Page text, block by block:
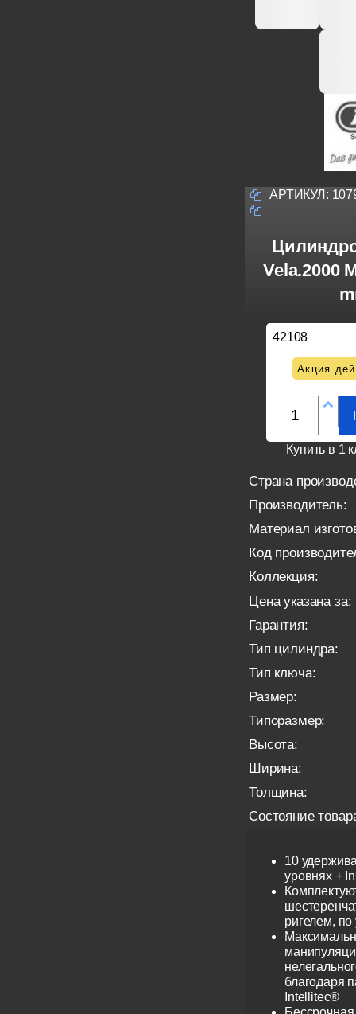
АРТИКУЛ:
Vela.2000
42108
Акция
Купить в 1
Страна
Производитель:
Материал
Код
Коллекция:
Цена указана за:
Гарантия:
Тип цилиндра:
Тип ключа:
Размер:
Типоразмер:
Высота:
Ширина:
Толщина:
Состояние
10
уровнях +
ригелем,
благодаря
Intellitec®